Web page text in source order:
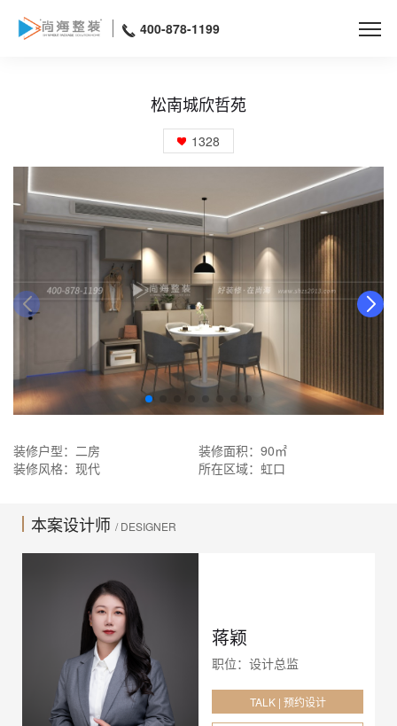
400-878-1199
松南城欣哲苑
1328
装修户型：二房
装修面积：90㎡
装修风格：现代
所在区域：虹口
本案设计师 / DESIGNER
蒋颖
职位：设计总监
TALK | 预约设计